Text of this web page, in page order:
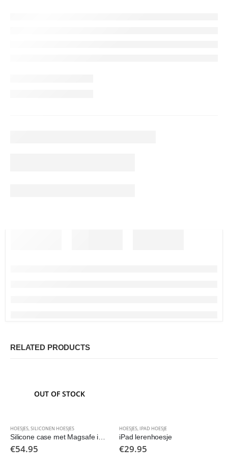
RELATED PRODUCTS
OUT OF STOCK
HOESJES,SILICONEN HOESJES
€54.95
HOESJES, IPAD HOESJE
iPad lerenhoesje
€29.95